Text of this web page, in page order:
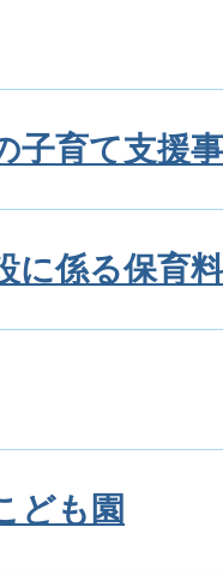
子育て支援
に係る保育
ども園